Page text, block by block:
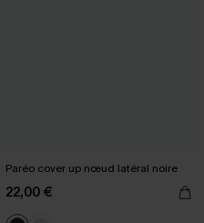
Paréo cover up nœud latéral noire
22,00 €